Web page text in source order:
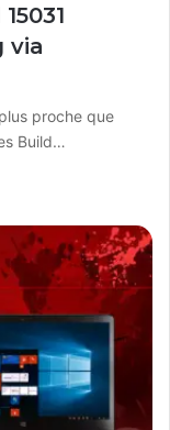
via
proche que
Build…